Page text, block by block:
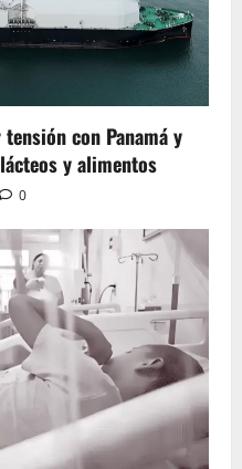
con Panamá y
y alimentos
0